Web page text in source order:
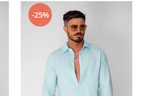
-25%